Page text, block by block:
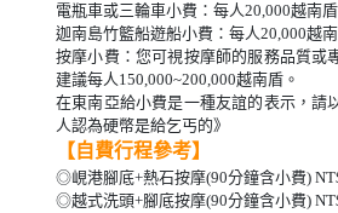
電瓶車或三輪車小費：每人20,000越南盾
迦南島竹籃船遊船小費：每人20,000越
按摩小費：您可視按摩師的服務品質或
建議每人150,000~200,000越南盾。
在東南亞給小費是一種友誼的表示，請
人認為硬幣是給乞丐的》
【自費行程參考】
◎峴港腳底+熱石按摩(90分鐘含小費)
◎越式洗頭+腳底按摩(90分鐘含小費)